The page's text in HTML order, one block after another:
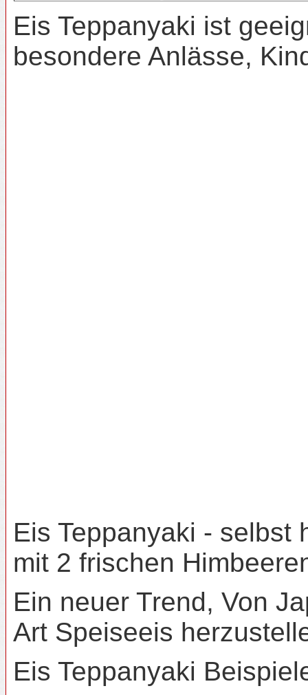
Eis Teppanyaki ist
besondere Anlässe,
Eis Teppanyaki -
mit 2 frischen
Ein neuer Trend, Von
Art Speiseeis
Eis Teppanyaki